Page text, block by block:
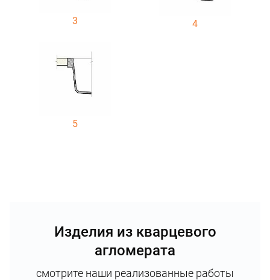
3 4
5
Изделия из кварцевого
агломерата
смотрите наши реализованные работы